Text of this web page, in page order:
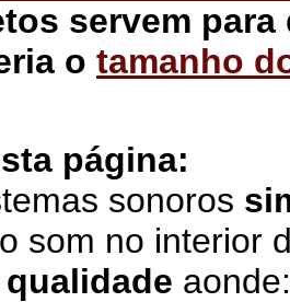
servem
o tamanho
página:
sonoros
som no interior
aonde: